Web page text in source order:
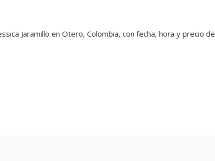
Jaramillo en Otero, Colombia, con fecha, hora y precio de